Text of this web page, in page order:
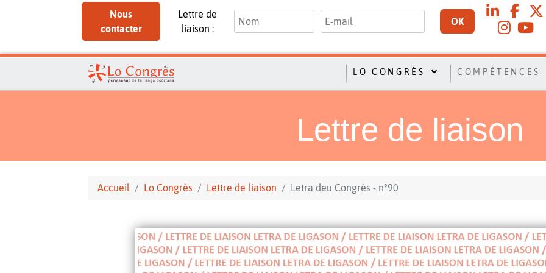
Nous
contacter
Lettre de
liaison :
OK
LO CONGRÈS COMPÉTENCES
Lettre de liaison
Accueil Lo Congrès Lettre de liaison Letra deu Congrès - n°90